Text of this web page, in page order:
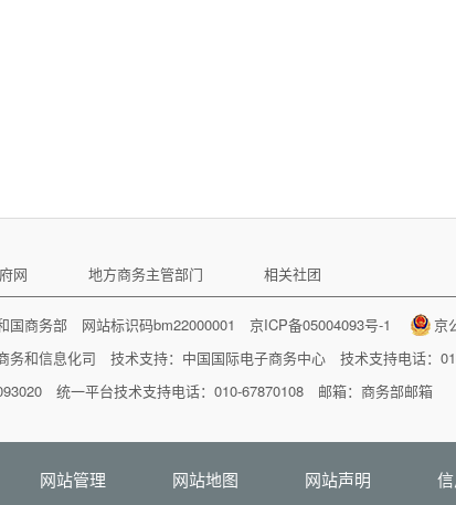
网 地方商务主管部门 相关社团
国商务部 网站标识码bm22000001京ICP备05004093号-1
京
务和信息化司 技术支持： 中国国际电子商务中心 技术支持电话：
统一平台技术支持电话：010-67870108 邮箱：商务部邮箱
网站管理 网站地图 网站声明